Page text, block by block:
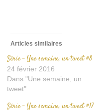
Articles similaires
Série – Une semaine, un tweet #8
24 février 2016
Dans "Une semaine, un
tweet"
Série – Une semaine, un tweet #17